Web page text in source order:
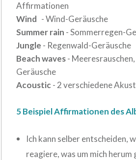
Affirmationen
Wind - Wind-Geräusche
Summer rain - Sommerregen-
Jungle - Regenwald-Geräusche
Beach waves-
Geräusche
Acoustic - 2 verschiedene
5 Beispiel Affirmationen des
Ich kann selber entscheiden,
reagiere, was um mich herum